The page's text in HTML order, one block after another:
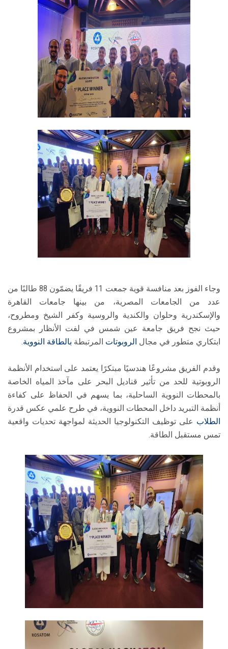
وجاء الفوز بعد منافسة قوية جمعت 11 فريقًا يضمّون 88 طالبًا من
عدد من الجامعات المصرية، من بينها جامعات القاهرة
والإسكندرية وحلوان والكندية والروسية وكفر الشيخ ومطروح،
حيث نجح فريق جامعة عين شمس في لفت الأنظار بمشروع
ابتكاري متطور في مجال الروبوتات المرتبطة بالطاقة النووية.
وقدم الفريق مشروعًا هندسيًا مبتكرًا يعتمد على استخدام الأنظمة
الروبوتية للحد من تأثير قناديل البحر على مآخذ المياه الخاصة
بالمحطات النووية الساحلية، بما يسهم في الحفاظ على كفاءة
أنظمة التبريد داخل المحطات النووية، في طرح علمي عكس قدرة
الطلاب على توظيف التكنولوجيا الحديثة لمواجهة تحديات واقعية
تمس مستقبل الطاقة.